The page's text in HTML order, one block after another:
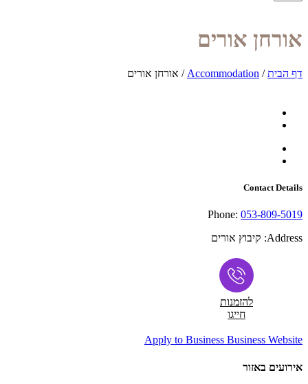
אורחן אורים
דף הבית/
Accommodation
/ אורחן אורים
Contact Details
Phone: 053-809-5019
Address: קיבוץ אורים
להזמנות
חייגו
Apply to Business Business Website
אירועים באזור